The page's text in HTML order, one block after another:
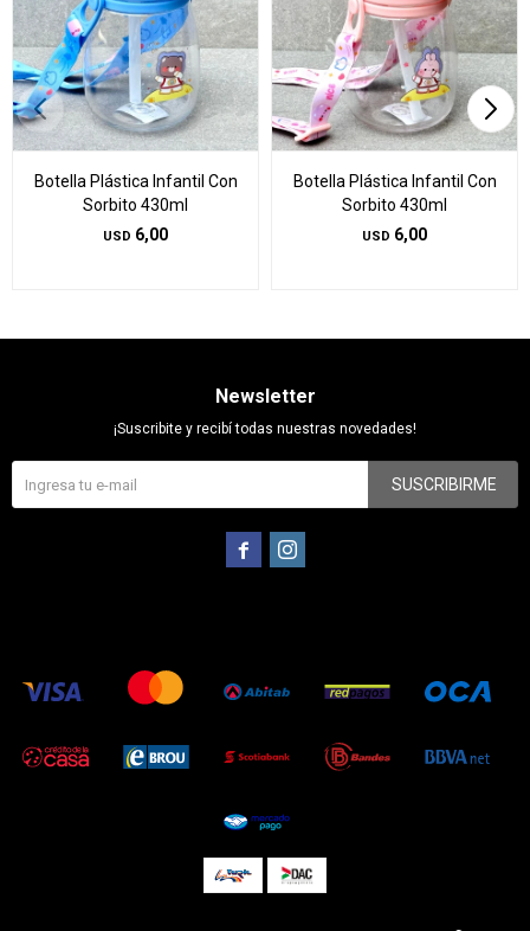
Botella Plástica Infantil Con
Sorbito 430ml
USD 6,00
Botella Plástica Infantil Con
Sorbito 430ml
USD 6,00
Newsletter
¡Suscribite y recibí todas nuestras novedades!
SUSCRIBIRME
 